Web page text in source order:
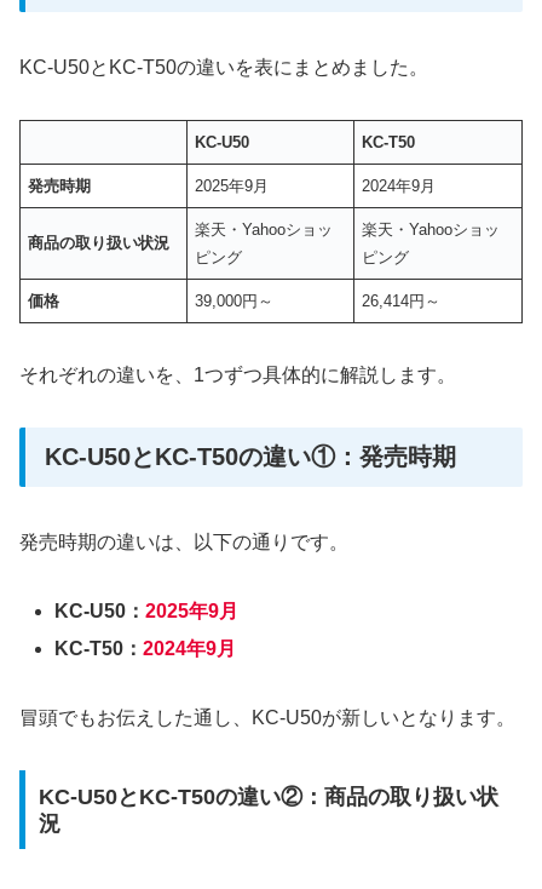
KC-U50とKC-T50の違いを表にまとめました。
KC-U50 KC-T50
発売時期 2025年9月 2024年9月
商品の取り扱い状況
楽天・Yahooショッ
ピング
楽天・Yahooショッ
ピング
価格 39,000円～ 26,414円～
それぞれの違いを、1つずつ具体的に解説します。
KC-U50とKC-T50の違い①：発売時期
発売時期の違いは、以下の通りです。
KC-U50：2025年9月
KC-T50：2024年9月
冒頭でもお伝えした通し、KC-U50が新しいとなります。
KC-U50とKC-T50の違い②：商品の取り扱い状
況